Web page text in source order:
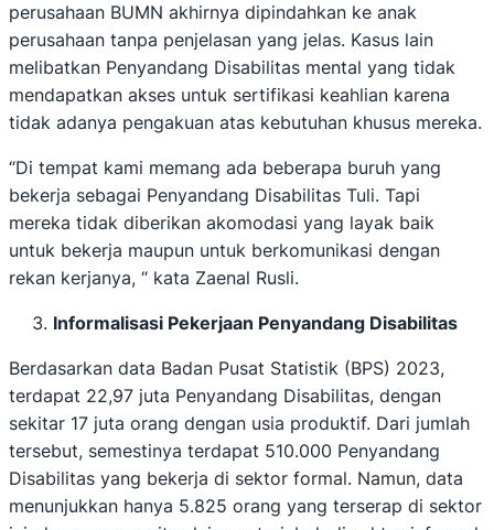
perusahaan BUMN akhirnya dipindahkan ke anak
perusahaan tanpa penjelasan yang jelas. Kasus lain
melibatkan Penyandang Disabilitas mental yang tidak
mendapatkan akses untuk sertifikasi keahlian karena
tidak adanya pengakuan atas kebutuhan khusus mereka.
“Di tempat kami memang ada beberapa buruh yang
bekerja sebagai Penyandang Disabilitas Tuli. Tapi
mereka tidak diberikan akomodasi yang layak baik
untuk bekerja maupun untuk berkomunikasi dengan
rekan kerjanya, “ kata Zaenal Rusli.
Informalisasi Pekerjaan Penyandang Disabilitas
Berdasarkan data Badan Pusat Statistik (BPS) 2023,
terdapat 22,97 juta Penyandang Disabilitas, dengan
sekitar 17 juta orang dengan usia produktif. Dari jumlah
tersebut, semestinya terdapat 510.000 Penyandang
Disabilitas yang bekerja di sektor formal. Namun, data
menunjukkan hanya 5.825 orang yang terserap di sektor